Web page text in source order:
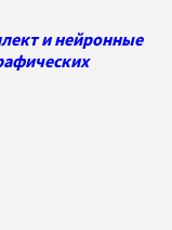
и нейронные